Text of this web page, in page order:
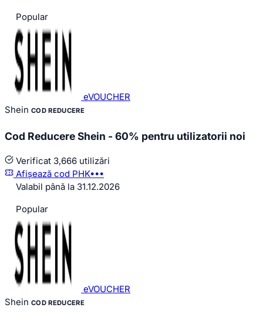
Popular
eVOUCHER
Shein COD REDUCERE
Cod Reducere Shein - 60% pentru utilizatorii noi
Verificat 3,666 utilizări
Afișează cod PHK•••
Valabil până la 31.12.2026
Popular
eVOUCHER
Shein COD REDUCERE